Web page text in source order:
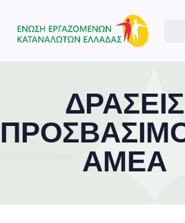
ΔΡΑΣΕΙΣ
ΑΜΕΑ